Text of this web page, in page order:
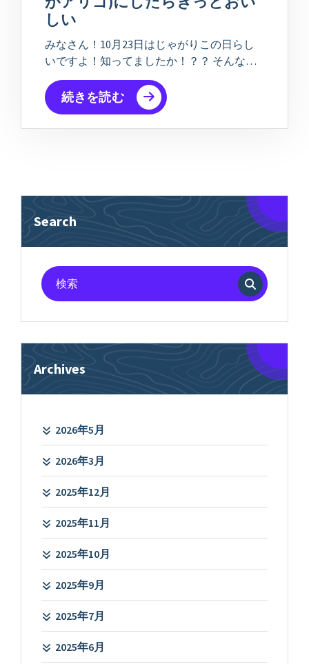
しい
みなさん！10月23日はじゃがりこの日らし
いですよ！知ってましたか！？？ そんな…
続きを読む
Search
検
索
象:
Archives
2026年5月
2026年3月
2025年12月
2025年11月
2025年10月
2025年9月
2025年7月
2025年6月